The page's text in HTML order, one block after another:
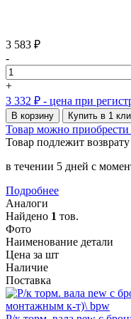
3 583 ₽
-
+
3 332 ₽ - цена при
В корзину Купить в 1
Товар можно
Товар подлежит возврату
в течении 5 дней с
Подробнее
Аналоги
Найдено 1 тов.
Фото
Наименование детали
Цена за шт
Наличие
Поставка